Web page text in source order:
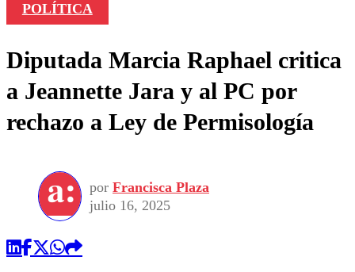
POLÍTICA
Diputada Marcia Raphael critica
a Jeannette Jara y al PC por
rechazo a Ley de Permisología
por Francisca Plaza
julio 16, 2025